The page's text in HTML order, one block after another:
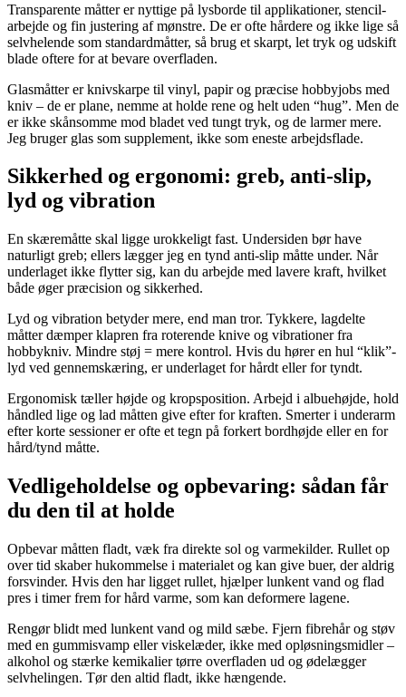
Transparente måtter er nyttige på lysborde til applikationer, stencil-
arbejde og fin justering af mønstre. De er ofte hårdere og ikke lige så
selvhelende som standardmåtter, så brug et skarpt, let tryk og udskift
blade oftere for at bevare overfladen.
Glasmåtter er knivskarpe til vinyl, papir og præcise hobbyjobs med
kniv – de er plane, nemme at holde rene og helt uden “hug”. Men de
er ikke skånsomme mod bladet ved tungt tryk, og de larmer mere.
Jeg bruger glas som supplement, ikke som eneste arbejdsflade.
Sikkerhed og ergonomi: greb, anti-slip,
lyd og vibration
En skæremåtte skal ligge urokkeligt fast. Undersiden bør have
naturligt greb; ellers lægger jeg en tynd anti-slip måtte under. Når
underlaget ikke flytter sig, kan du arbejde med lavere kraft, hvilket
både øger præcision og sikkerhed.
Lyd og vibration betyder mere, end man tror. Tykkere, lagdelte
måtter dæmper klapren fra roterende knive og vibrationer fra
hobbykniv. Mindre støj = mere kontrol. Hvis du hører en hul “klik”-
lyd ved gennemskæring, er underlaget for hårdt eller for tyndt.
Ergonomisk tæller højde og kropsposition. Arbejd i albuehøjde, hold
håndled lige og lad måtten give efter for kraften. Smerter i underarm
efter korte sessioner er ofte et tegn på forkert bordhøjde eller en for
hård/tynd måtte.
Vedligeholdelse og opbevaring: sådan får
du den til at holde
Opbevar måtten fladt, væk fra direkte sol og varmekilder. Rullet op
over tid skaber hukommelse i materialet og kan give buer, der aldrig
forsvinder. Hvis den har ligget rullet, hjælper lunkent vand og flad
pres i timer frem for hård varme, som kan deformere lagene.
Rengør blidt med lunkent vand og mild sæbe. Fjern fibrehår og støv
med en gummisvamp eller viskelæder, ikke med opløsningsmidler –
alkohol og stærke kemikalier tørre overfladen ud og ødelægger
selvhelingen. Tør den altid fladt, ikke hængende.